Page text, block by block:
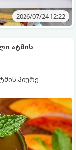
2026/07/24 12:22
ატმის
პიურე